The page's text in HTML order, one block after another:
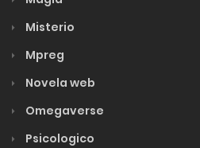
Misterio
Mpreg
Novela web
Omegaverse
Psicologico